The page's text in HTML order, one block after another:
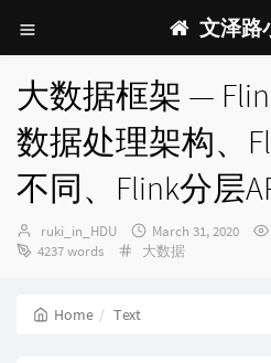
文泽路
大数据框架 —
数据处理架构、
不同、Flink分层
Author：
ruki_in_HDU
发
布
March 31, 2020
4237 words
Categories：
大数据
Home Text